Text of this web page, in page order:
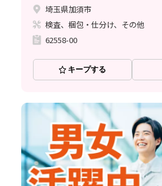
埼玉県加須市
検査、梱包・仕分け、その他
62558-00
キープする